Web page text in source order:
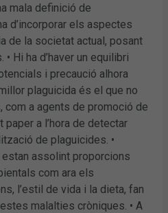
mala definició de
d’incorporar els aspectes
de la societat actual, posant
Hi ha d’haver un equilibri
i precaució alhora
plaguicida és el que no
com a agents de promoció de
paper a l’hora de detectar
de plaguicides. •
assolint proporcions
com ara els
l’estil de vida i la dieta, fan
malalties cròniques. • A